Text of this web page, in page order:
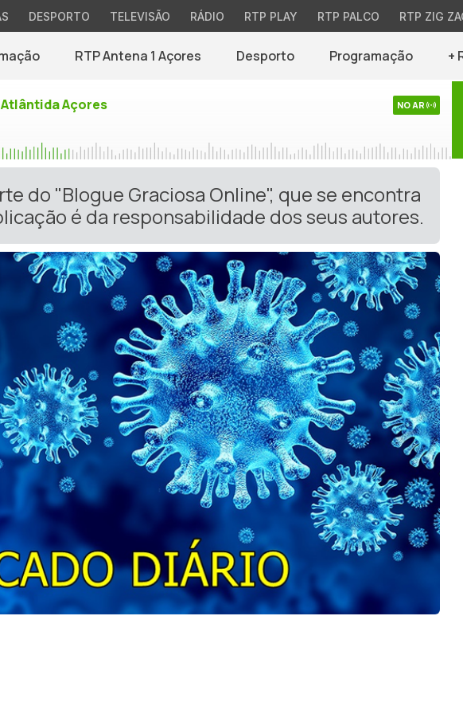
DESPORTO TELEVISÃO RÁDIO RTP PLAY RTP PALCO RTP ZIG
RTP Antena 1 Açores Desporto Programação +
Atlântida Açores NO AR
do "Blogue Graciosa Online", que se encontra
é da responsabilidade dos seus autores.